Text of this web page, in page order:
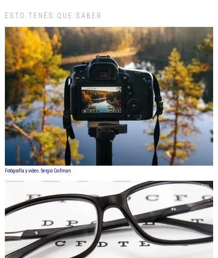
ESTO TENÉS QUE SABER
Fotógrafía y video. Sergio Coifman